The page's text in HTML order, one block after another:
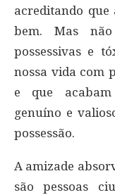
acreditando que
bem. Mas
possessivas e
nossa vida com
e que
genuíno e
possessão.
A amizade
são pessoas